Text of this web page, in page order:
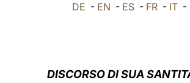
DE - EN - ES - FR - IT -
DISCORSO DI SUA